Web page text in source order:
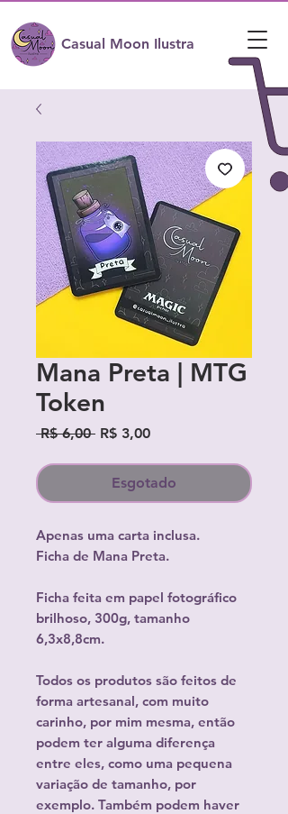
Casual Moon Ilustra
Mana Preta | MTG
Token
R$ 6,00 Preço
R$ 3,00Preço
Esgotado
Apenas uma carta inclusa.
Ficha de Mana Preta.
Ficha feita em papel fotográfico
brilhoso, 300g, tamanho
6,3x8,8cm.
Todos os produtos são feitos de
forma artesanal, com muito
carinho, por mim mesma, então
podem ter alguma diferença
entre eles, como uma pequena
variação de tamanho, por
exemplo. Também podem haver